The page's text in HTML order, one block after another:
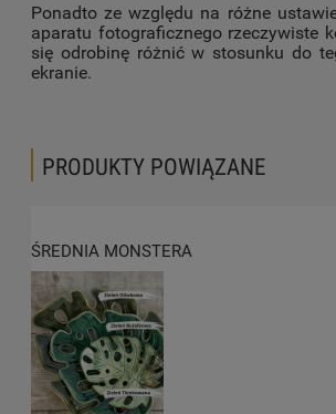
Ponadto ze względu na różne
aparatu fotograficznego rzeczywiste
się odrobinę różnić w stosunku do
ekranie.
PRODUKTY POWIĄZANE
ŚREDNIA MONSTERA